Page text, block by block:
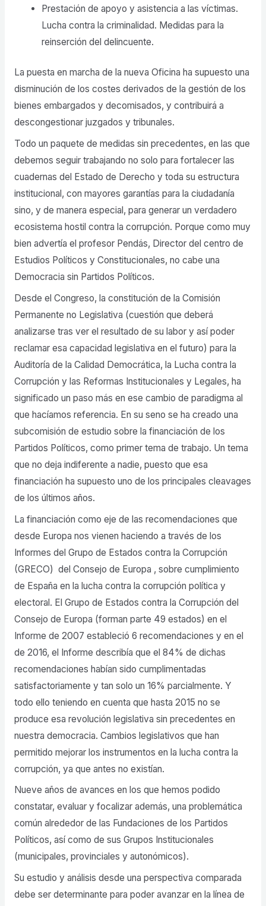
Prestación de apoyo y asistencia a las víctimas.
Lucha contra la criminalidad. Medidas para la
reinserción del delincuente.
La puesta en marcha de la nueva Oficina ha supuesto una
disminución de los costes derivados de la gestión de los
bienes embargados y decomisados, y contribuirá a
descongestionar juzgados y tribunales.
Todo un paquete de medidas sin precedentes, en las que
debemos seguir trabajando no solo para fortalecer las
cuadernas del Estado de Derecho y toda su estructura
institucional, con mayores garantías para la ciudadanía
sino, y de manera especial, para generar un verdadero
ecosistema hostil contra la corrupción. Porque como muy
bien advertía el profesor Pendás, Director del centro de
Estudios Políticos y Constitucionales, no cabe una
Democracia sin Partidos Políticos.
Desde el Congreso, la constitución de la Comisión
Permanente no Legislativa (cuestión que deberá
analizarse tras ver el resultado de su labor y así poder
reclamar esa capacidad legislativa en el futuro) para la
Auditoría de la Calidad Democrática, la Lucha contra la
Corrupción y las Reformas Institucionales y Legales, ha
significado un paso más en ese cambio de paradigma al
que hacíamos referencia. En su seno se ha creado una
subcomisión de estudio sobre la financiación de los
Partidos Políticos, como primer tema de trabajo. Un tema
que no deja indiferente a nadie, puesto que esa
financiación ha supuesto uno de los principales cleavages
de los últimos años.
La financiación como eje de las recomendaciones que
desde Europa nos vienen haciendo a través de los
Informes del Grupo de Estados contra la Corrupción
(GRECO) del Consejo de Europa , sobre cumplimiento
de España en la lucha contra la corrupción política y
electoral. El Grupo de Estados contra la Corrupción del
Consejo de Europa (forman parte 49 estados) en el
Informe de 2007 estableció 6 recomendaciones y en el
de 2016, el Informe describía que el 84% de dichas
recomendaciones habían sido cumplimentadas
satisfactoriamente y tan solo un 16% parcialmente. Y
todo ello teniendo en cuenta que hasta 2015 no se
produce esa revolución legislativa sin precedentes en
nuestra democracia. Cambios legislativos que han
permitido mejorar los instrumentos en la lucha contra la
corrupción, ya que antes no existían.
Nueve años de avances en los que hemos podido
constatar, evaluar y focalizar además, una problemática
común alrededor de las Fundaciones de los Partidos
Políticos, así como de sus Grupos Institucionales
(municipales, provinciales y autonómicos).
Su estudio y análisis desde una perspectiva comparada
debe ser determinante para poder avanzar en la línea de